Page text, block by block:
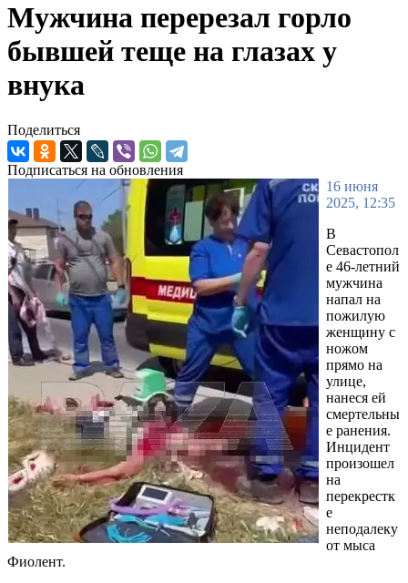
Мужчина перерезал горло
бывшей теще на глазах у
внука
Поделиться
Подписаться на обновления
16 июня
2025, 12:35
В
Севастопол
е 46-летний
мужчина
напал на
пожилую
женщину с
ножом
прямо на
улице,
нанеся ей
смертельны
е ранения.
Инцидент
произошел
на
перекрестк
е
неподалеку
от мыса
Фиолент.